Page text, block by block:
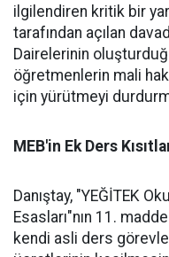
ilgilendiren kritik bir
tarafından açılan
Dairelerinin
öğretmenlerin mali
için yürütmeyi
MEB'in Ek Ders
Danıştay, "YEĞİTEK
Esasları"nın 11.
kendi asli ders